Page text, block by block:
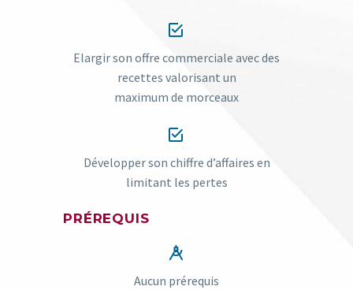


Elargir son offre commerciale avec des
recettes valorisant un
maximum de morceaux


Développer son chiffre d’affaires en
limitant les pertes
PRÉREQUIS


Aucun prérequis